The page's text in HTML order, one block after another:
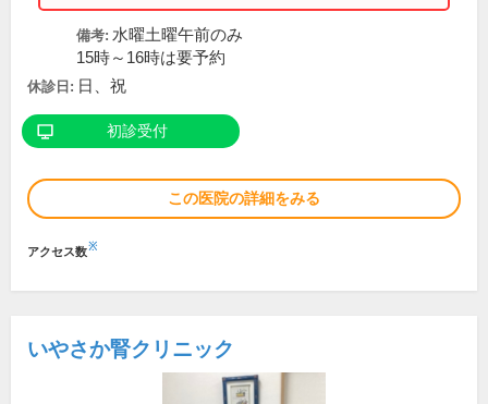
備考: 水曜土曜午前のみ
15時～16時は要予約
休診日: 日、祝
初診受付
この医院の詳細をみる
アクセス数※
いやさか腎クリニック